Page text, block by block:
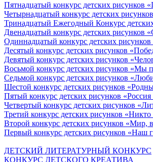
Пятнадцатый конкурс детских рисунков
Четырнадцатый конкурс детских
Тринадцатый Ежегодный Конкурс
Двенадцатый конкурс детских рисунков
Одиннадцатый конкурс детских
Десятый конкурс детских рисунков
Девятый конкурс детских рисунков
Восьмой конкурс детских рисунков «Мы
Седьмой конкурс детских рисунков
Шестой конкурс детских рисунков
Пятый конкурс детских рисунков
Четвертый конкурс детских рисунков
Третий конкурс детских рисунков
Второй конкурс детских рисунков «Мир,
Первый конкурс детских рисунков «Наш
ДЕТСКИЙ ЛИТЕРАТУРНЫЙ КОНКУРС
КОНКУРС ДЕТСКОГО КРЕАТИВА